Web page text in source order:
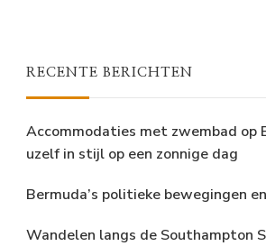
RECENTE BERICHTEN
Accommodaties met zwembad op
uzelf in stijl op een zonnige dag
Bermuda’s politieke bewegingen
Wandelen langs de Southampton